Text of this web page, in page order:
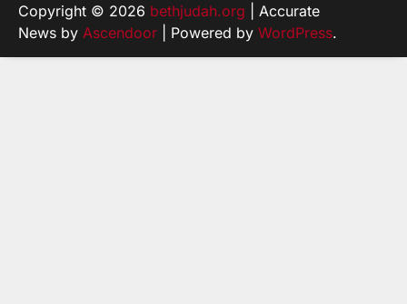
Copyright © 2026 bethjudah.org | Accurate
News by Ascendoor | Powered by WordPress.